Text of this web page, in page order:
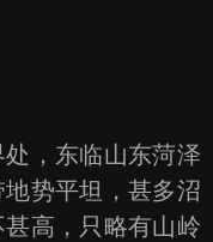
，东临山东菏泽
势平坦，甚多沼
高，只略有山岭